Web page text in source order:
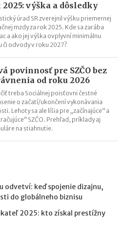
2025: výška a dôsledky
úrad SR zverejnil výšku priemernej
mzdy za rok 2025. Kde sa zarába
a ako jej výška ovplyvní minimálnu
či odvody v roku 2027?
povinnosť pre SZČO bez
od roku 2026
treba Sociálnej poisťovni čestné
o začatí/ukončení vykonávania
Lehoty sa ale líšia pre „začínajúce“ a
SZČO. Prehľad, príklady aj
na stiahnutie.
odvetví: keď spojenie dizajnu,
do globálneho biznisu
2025: kto získal prestížny